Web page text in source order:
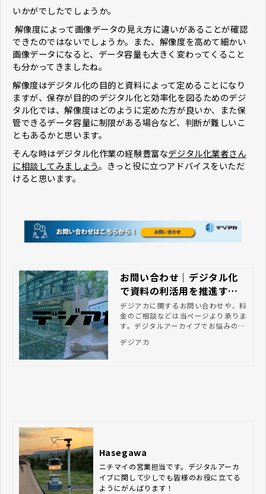
いかがでしたでしょうか。
解像度によって画像データの見え方に違いがあることが確認
できたのではないでしょうか。また、解像度を高めて細かい
画像データになると、データ容量も大きく変わってくること
も分かってきましたね。
解像度はデジタル化の目的と資料によって定めることになり
ますが、保存が目的のデジタル化と効率化を図るためのデジ
タル化では、解像度はどのように定めた方が良いか、また保
管できるデータ容量に制限がある場合など、判断が難しいこ
ともあるかと思います。
そんな時はデジタル化作業の経験豊富なデジタル化業者さん
に相談してみましょう。きっと役に立つアドバイスをいただ
けると思います。
お問い合わせ｜デジタル化
で資料の利活用を推進する
ならデジアカ
デジアカに関するお問い合わせや、料
金のご相談などは当ページより承りま
す。デジタルアーカイブでお悩みの方
デジアカ
Hasegawa
ニチマイの営業担当です。デジタルアーカ
イブに関して少しでも皆様のお役に立てる
ようにがんばります！